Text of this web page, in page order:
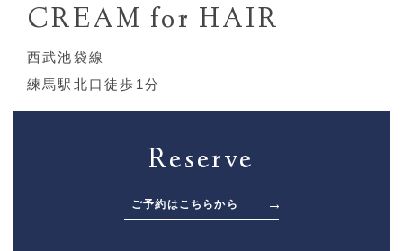
CREAM for HAIR
西武池袋線
練馬駅北口徒歩1分
Reserve
ご予約はこちらから